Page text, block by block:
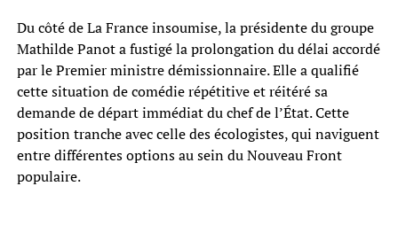
Du côté de La France insoumise, la présidente du groupe
Mathilde Panot a fustigé la prolongation du délai accordé
par le Premier ministre démissionnaire. Elle a qualifié
cette situation de comédie répétitive et réitéré sa
demande de départ immédiat du chef de l’État. Cette
position tranche avec celle des écologistes, qui naviguent
entre différentes options au sein du Nouveau Front
populaire.